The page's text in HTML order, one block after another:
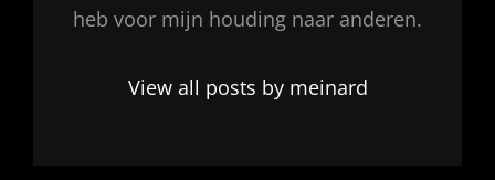
heb voor mijn houding naar anderen.
View all posts by meinard